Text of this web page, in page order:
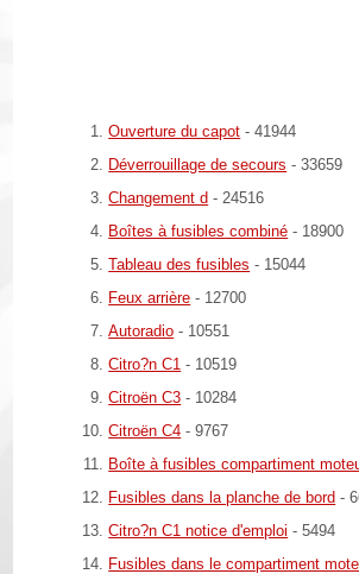
Ouverture du capot - 41944
Déverrouillage de secours - 33659
Changement d - 24516
Boîtes à fusibles combiné - 18900
Tableau des fusibles - 15044
Feux arrière - 12700
Autoradio - 10551
Citro?n C1 - 10519
Citroën C3 - 10284
Citroën C4 - 9767
Boîte à fusibles compartiment
Fusibles dans la planche de bord -
Citro?n C1 notice d'emploi - 5494
Fusibles dans le compartiment